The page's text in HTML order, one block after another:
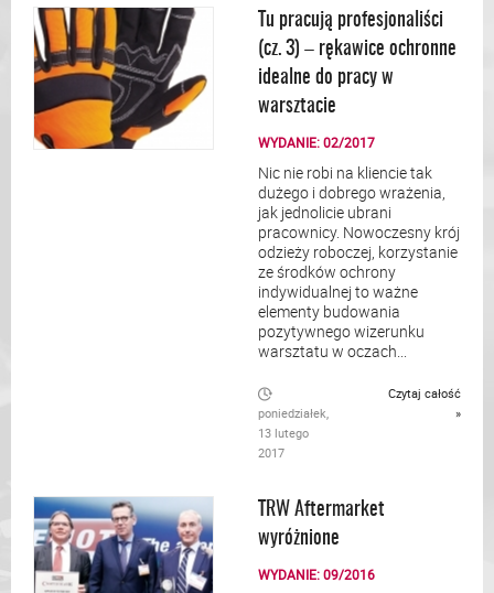
Tu pracują profesjonaliści
(cz. 3) – rękawice ochronne
idealne do pracy w
warsztacie
WYDANIE: 02/2017
Nic nie robi na kliencie tak
dużego i dobrego wrażenia,
jak jednolicie ubrani
pracownicy. Nowoczesny krój
odzieży roboczej, korzystanie
ze środków ochrony
indywidualnej to ważne
elementy budowania
pozytywnego wizerunku
warsztatu w oczach...
poniedziałek,
13 lutego
2017
Czytaj całość
»
TRW Aftermarket
wyróżnione
WYDANIE: 09/2016